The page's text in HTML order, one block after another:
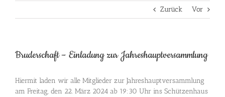
Zurück Vor
Bruderschaft – Einladung zur Jahreshauptversammlung
Hiermit laden wir alle Mitglieder zur Jahreshauptversammlung
am Freitag, den 22. März 2024 ab 19:30 Uhr ins Schützenhaus